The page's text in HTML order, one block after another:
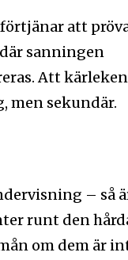
att
sanningen
Att kärleken
men sekundär.
– så
runt den
om dem är